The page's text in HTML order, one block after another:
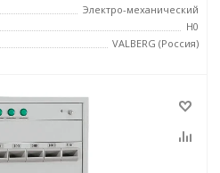
Электро-механический
H0
VALBERG (Россия)